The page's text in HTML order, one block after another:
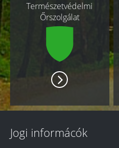
Természetvédelmi
Őrszolgálat
Jogi informácók